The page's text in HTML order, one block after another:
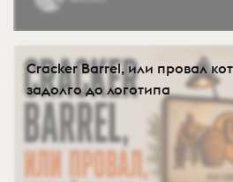
Cracker Barrel, или провал
задолго до логотипа